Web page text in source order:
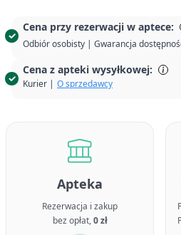
Cena przy rezerwacji w aptece:
Odbiór osobisty | Gwarancja
Cena z apteki wysyłkowej:
Kurier | O sprzedawcy
Apteka
Rezerwacja i zakup
bez opłat,0 zł